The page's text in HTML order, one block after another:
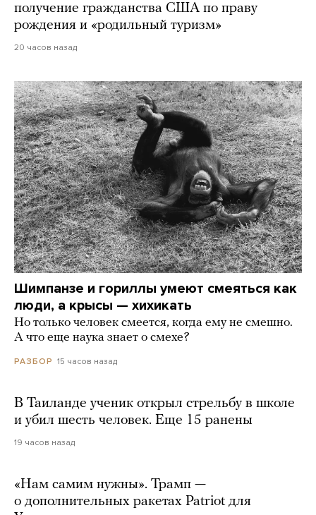
получение гражданства США по праву
рождения и «родильный туризм»
20 часов назад
Шимпанзе и гориллы умеют смеяться как
люди, а крысы — хихикать
Но только человек смеется, когда ему не смешно.
А что еще наука знает о смехе?
РАЗБОР 15 часов назад
В Таиланде ученик открыл стрельбу в школе
и убил шесть человек. Еще 15 ранены
19 часов назад
«Нам самим нужны». Трамп —
о дополнительных ракетах Patriot для